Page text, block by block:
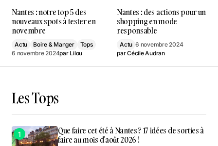
Nantes : notre top 5 des
nouveaux spots à tester en
novembre
Actu Boire & Manger
Tops
6 novembre 2024par Lilou
Nantes : des actions pour un
shopping en mode
responsable
Actu 6 novembre 2024
parCécile Audran
Les Tops
Que faire cet été à Nantes ? 17 idées de sorties à
faire au mois d’août 2026 !